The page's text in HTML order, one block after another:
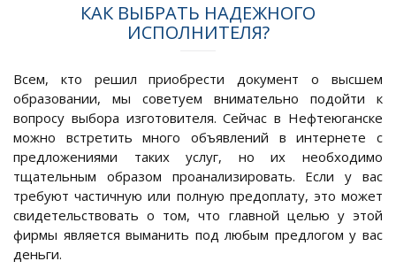
КАК ВЫБРАТЬ НАДЕЖНОГО
ИСПОЛНИТЕЛЯ?
Всем, кто решил приобрести документ о высшем
образовании, мы советуем внимательно подойти к
вопросу выбора изготовителя. Сейчас в Нефтеюганске
можно встретить много объявлений в интернете с
предложениями таких услуг, но их необходимо
тщательным образом проанализировать. Если у вас
требуют частичную или полную предоплату, это может
свидетельствовать о том, что главной целью у этой
фирмы является выманить под любым предлогом у вас
деньги.